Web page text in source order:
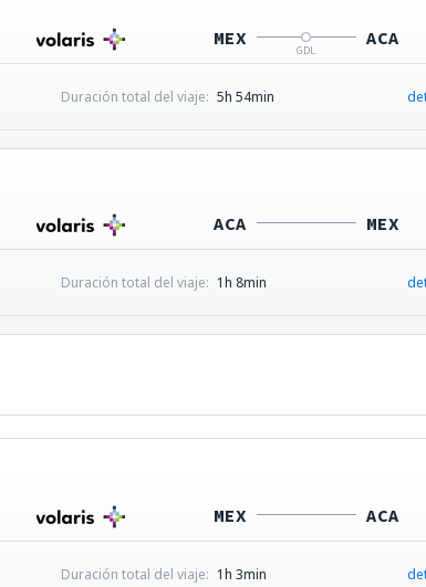
MEX
GDL
ACA
Duración total del viaje: 5h 54min
ACA MEX
Duración total del viaje: 1h 8min
MEX ACA
Duración total del viaje: 1h 3min